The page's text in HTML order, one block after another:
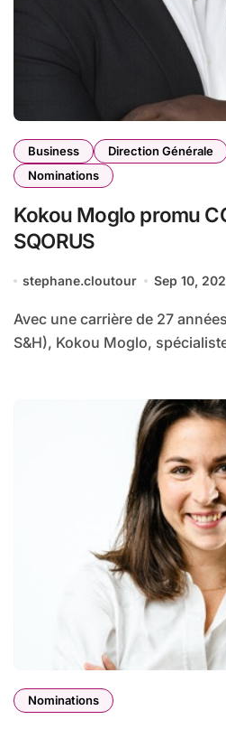
Business Direction Générale
Nominations
Kokou Moglo promu
SQORUS
stephane.cloutour Sep 10,
Avec une carrière de 27 années chez SQORUS (ex-
S&H), Kokou Moglo,
Nominations